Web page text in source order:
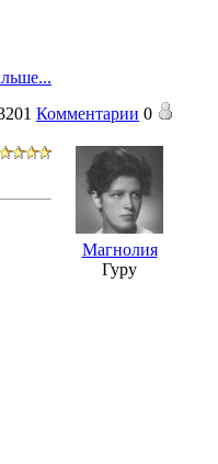
Комментарии 0
Магнолия
Гуру